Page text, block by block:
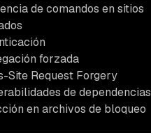
de comandos en sitios
forzada
Site Request Forgery
de dependencias
en archivos de bloqueo